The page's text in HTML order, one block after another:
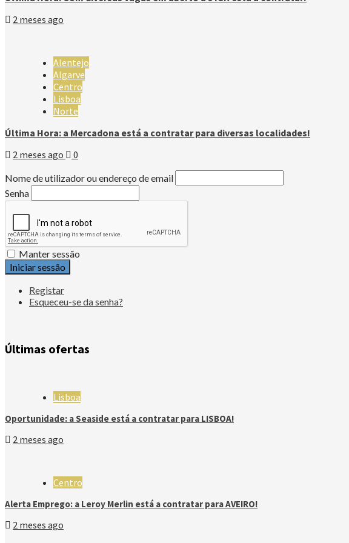
2 meses ago
Alentejo
Algarve
Centro
Lisboa
Norte
Última Hora: a Mercadona está a contratar para diversas localidades!
2 meses ago
0
Nome de utilizador ou endereço de email
Senha
Manter sessão
Iniciar sessão
Registar
Esqueceu-se da senha?
Últimas ofertas
Lisboa
Oportunidade: a Seaside está a contratar para LISBOA!
2 meses ago
Centro
Alerta Emprego: a Leroy Merlin está a contratar para AVEIRO!
2 meses ago